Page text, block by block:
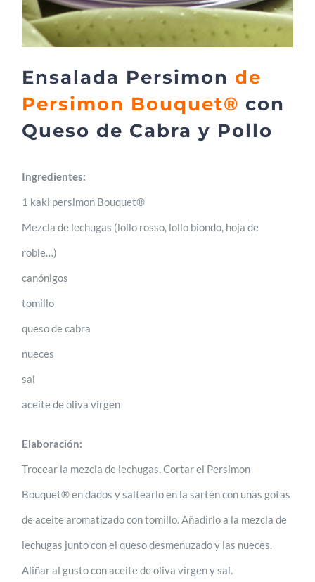
Ensalada Persimon de
Persimon Bouquet® con
Queso de Cabra y Pollo
Ingredientes:
1 kaki persimon Bouquet®
Mezcla de lechugas (lollo rosso, lollo biondo, hoja de
roble…)
canónigos
tomillo
queso de cabra
nueces
sal
aceite de oliva virgen
Elaboración:
Trocear la mezcla de lechugas. Cortar el Persimon
Bouquet® en dados y saltearlo en la sartén con unas gotas
de aceite aromatizado con tomillo. Añadirlo a la mezcla de
lechugas junto con el queso desmenuzado y las nueces.
Aliñar al gusto con aceite de oliva virgen y sal.